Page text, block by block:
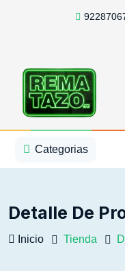
Categorias
Detalle De
Inicio Tienda